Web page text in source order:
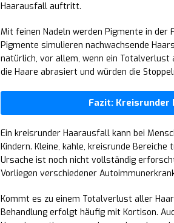
Haarausfall auftritt.
Mit feinen Nadeln werden Pigmente in der
Pigmente simulieren nachwachsende
natürlich, vor allem, wenn ein
die Haare abrasiert und würden die
Fazit:
Ein kreisrunder Haarausfall kann bei
Kindern. Kleine, kahle, kreisrunde
Ursache ist noch nicht vollständig
Vorliegen verschiedener
Kommt es zu einem Totalverlust aller
Behandlung erfolgt häufig mit Kortison.